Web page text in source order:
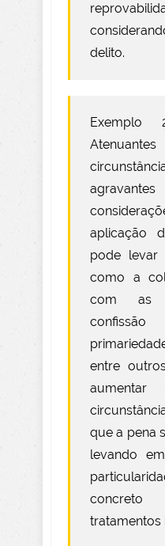
delito.
Exemplo
aplicação
pode levar
como a
com as
entre
que a pena
levando
tratamentos